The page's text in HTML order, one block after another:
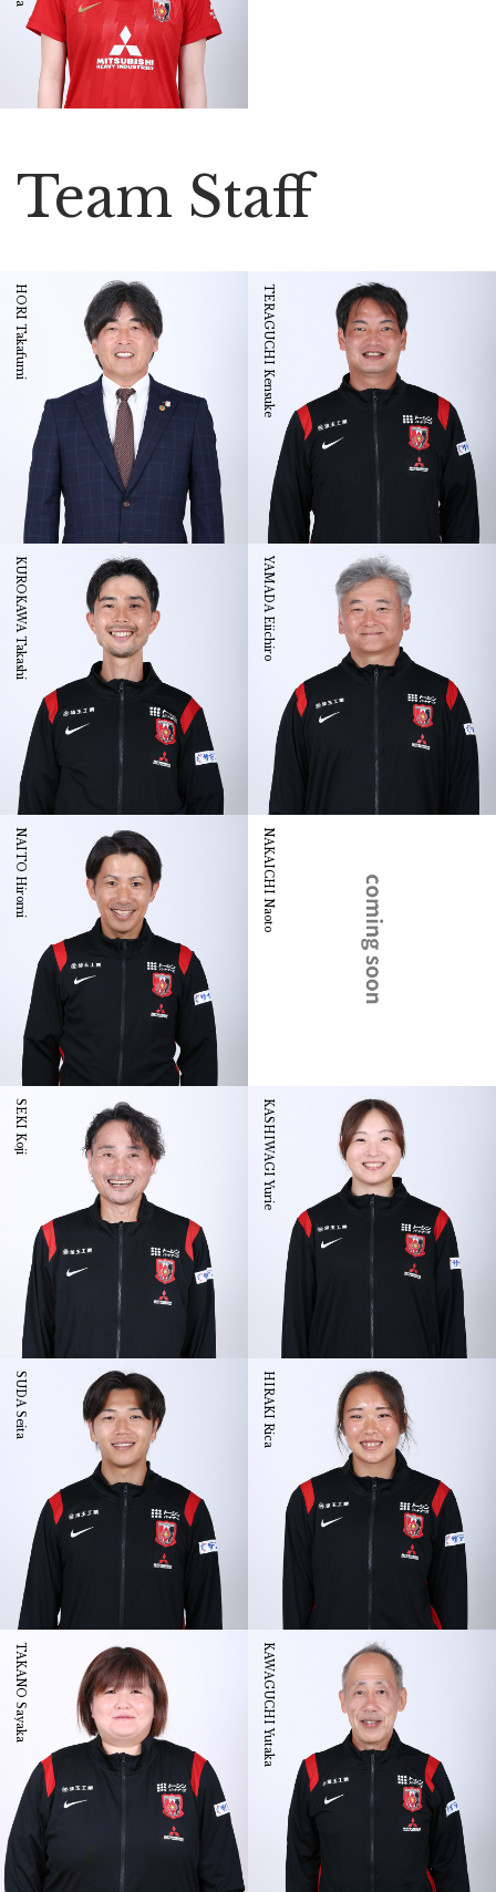
Team Staff
HORI Takafumi TERAGUCHI Kensuke
KUROKAWA Takashi YAMADA Eiichiro
NAITO Hiromi NAKAICHI Naoto
SEKI Koji KASHIWAGI Yurie
SUDA Seita HIRAKI Rica
TAKANO Sayaka KAWAGUCHI Yutaka